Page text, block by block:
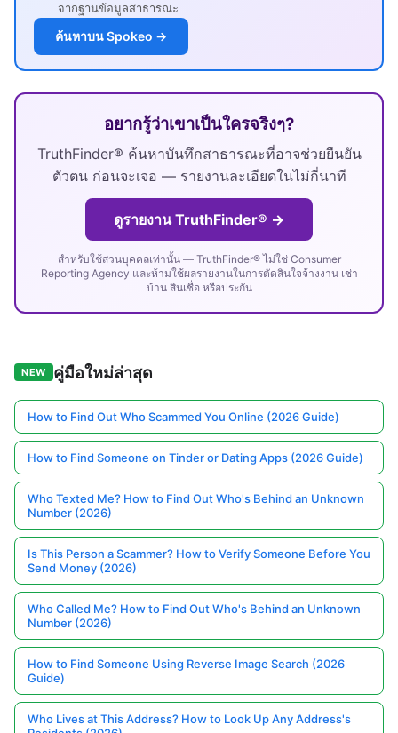
จากฐานข้อมูลสาธารณะ
ค้นหาบน Spokeo →
อยากรู้ว่าเขาเป็นใครจริงๆ?
TruthFinder® ค้นหาบันทึกสาธารณะที่อาจช่วยยืนยัน
ตัวตน ก่อนจะเจอ — รายงานละเอียดในไม่กี่นาที
ดูรายงาน TruthFinder® →
สำหรับใช้ส่วนบุคคลเท่านั้น — TruthFinder® ไม่ใช่ Consumer
Reporting Agency และห้ามใช้ผลรายงานในการตัดสินใจจ้างงาน เช่า
บ้าน สินเชื่อ หรือประกัน
NEW คู่มือใหม่ล่าสุด
How to Find Out Who Scammed You Online (2026 Guide)
How to Find Someone on Tinder or Dating Apps (2026 Guide)
Who Texted Me? How to Find Out Who's Behind an Unknown
Number (2026)
Is This Person a Scammer? How to Verify Someone Before You
Send Money (2026)
Who Called Me? How to Find Out Who's Behind an Unknown
Number (2026)
How to Find Someone Using Reverse Image Search (2026
Guide)
Who Lives at This Address? How to Look Up Any Address's